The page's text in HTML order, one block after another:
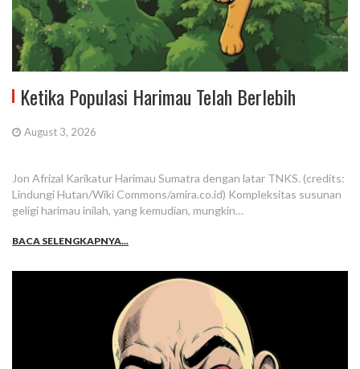
Ketika Populasi Harimau Telah Berlebih
August 3, 2026
Jon Afrizal Karikatur Harimau Sumatra dengan latar TNKS. (credits:
Lindungi Hutan/Wiki Commons/amira.co.id) Kompleksitas susunan
geligi harimau inilah, yang kemudian, mungkin…
BACA SELENGKAPNYA...